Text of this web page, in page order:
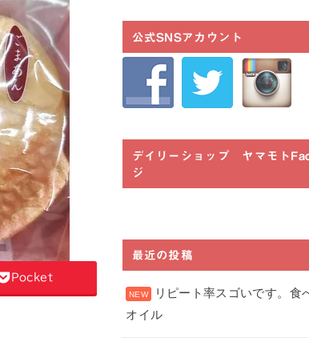
Pocket
公式SNSアカウント
デイリーショップ ヤマモト
ジ
最近の投稿
リピート率スゴいです。食
オイル